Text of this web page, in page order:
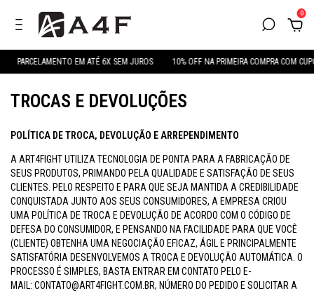
0
PARCELAMENTO EM ATÉ 6X SEM JUROS 10% OFF NA PRIMEIRA COMPRA COM
TROCAS E DEVOLUÇÕES
POLÍTICA DE TROCA, DEVOLUÇÃO E ARREPENDIMENTO
A ART4FIGHT UTILIZA TECNOLOGIA DE PONTA PARA A FABRICAÇÃO DE
SEUS PRODUTOS, PRIMANDO PELA QUALIDADE E SATISFAÇÃO DE SEUS
CLIENTES. PELO RESPEITO E PARA QUE SEJA MANTIDA A CREDIBILIDADE
CONQUISTADA JUNTO AOS SEUS CONSUMIDORES, A EMPRESA CRIOU
UMA POLÍTICA DE TROCA E DEVOLUÇÃO DE ACORDO COM O CÓDIGO DE
DEFESA DO CONSUMIDOR, E PENSANDO NA FACILIDADE PARA QUE VOCÊ
(CLIENTE) OBTENHA UMA NEGOCIAÇÃO EFICAZ, ÁGIL E PRINCIPALMENTE
SATISFATÓRIA DESENVOLVEMOS A TROCA E DEVOLUÇÃO AUTOMÁTICA. O
PROCESSO É SIMPLES, BASTA ENTRAR EM CONTATO PELO E-
MAIL: CONTATO@ART4FIGHT.COM.BR, NÚMERO DO PEDIDO E SOLICITAR A